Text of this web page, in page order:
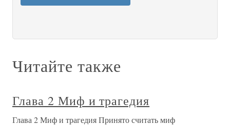
Читайте также
Глава 2 Миф и трагедия
Глава 2 Миф и трагедия Принято считать миф